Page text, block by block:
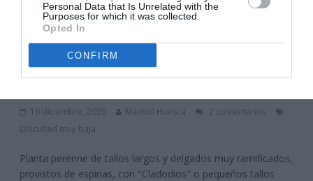
Personal Data that Is Unrelated with the
Purposes for which it was collected.
Opted In
CONFIRM
Arbustos
Helecho Ming-«Ming Fern»-
Asparagus Myriocladus-Asparagus
16 diciembre, 2020 Marisol Huesca
2 comentarios
Dificultad muy baja
Planta perenne de tallos largos y delgados muy ramificados,
provistos de espinas, con "Cladodios" o pequeños tallos